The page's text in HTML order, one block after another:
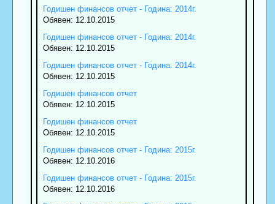
Годишен финансов отчет - Година: 2014г.
Обявен: 12.10.2015
Годишен финансов отчет - Година: 2014г.
Обявен: 12.10.2015
Годишен финансов отчет - Година: 2014г.
Обявен: 12.10.2015
Годишен финансов отчет
Обявен: 12.10.2015
Годишен финансов отчет
Обявен: 12.10.2015
Годишен финансов отчет - Година: 2015г.
Обявен: 12.10.2016
Годишен финансов отчет - Година: 2015г.
Обявен: 12.10.2016